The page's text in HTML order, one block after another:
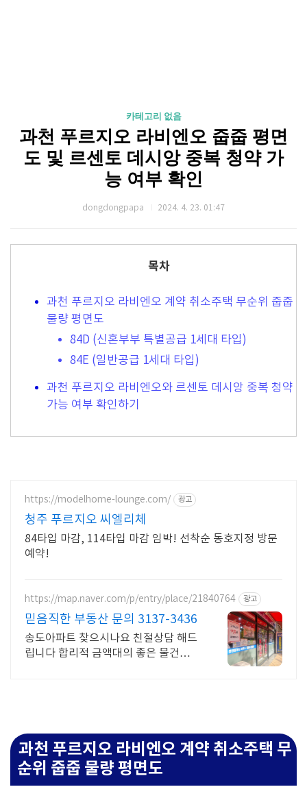
카테고리 없음
과천 푸르지오 라비엔오 줍줍 평면
도 및 르센토 데시앙 중복 청약 가
능 여부 확인
dongdongpapa 2024. 4. 23. 01:47
목차
과천 푸르지오 라비엔오 계약 취소주택 무순위 줍줍
물량 평면도
84D (신혼부부 특별공급 1세대 타입)
84E (일반공급 1세대 타입)
과천 푸르지오 라비엔오와 르센토 데시앙 중복 청약
가능 여부 확인하기
https://modelhome-lounge.com/ 광고
청주 푸르지오 씨엘리체
84타입 마감, 114타입 마감 임박! 선착순 동호지정 방문
예약!
https://map.naver.com/p/entry/place/21840764 광고
믿음직한 부동산 문의 3137-3436
송도아파트 찾으시나요 친절상담 해드
립니다 합리적 금액대의 좋은 물건을
과천 푸르지오 라비엔오 계약 취소주택 무
순위 줍줍 물량 평면도